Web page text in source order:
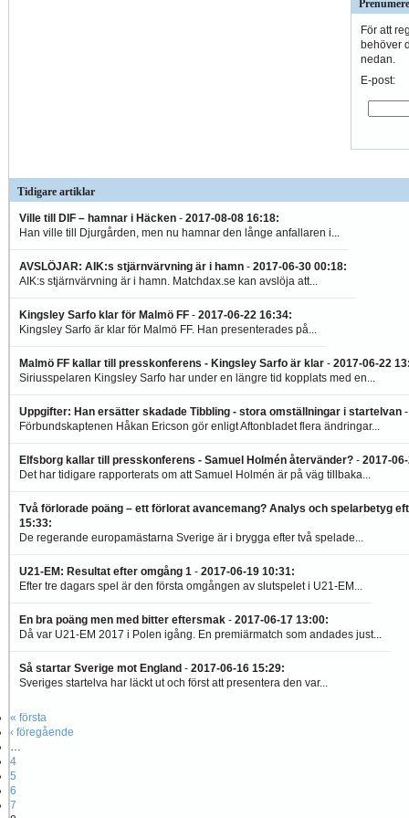
För att
behöver
nedan.
E-post:
Tidigare artiklar
Ville till DIF – hamnar i Häcken - 2017-08-08 16:18:
Han ville till Djurgården, men nu hamnar den långe anfallaren i...
AVSLÖJAR: AIK:s stjärnvärvning är i hamn - 2017-06-30 00:18:
AIK:s stjärnvärvning är i hamn. Matchdax.se kan avslöja att...
Kingsley Sarfo klar för Malmö FF - 2017-06-22 16:34:
Kingsley Sarfo är klar för Malmö FF. Han presenterades på...
Malmö FF kallar till presskonferens - Kingsley Sarfo är klar - 2017-06-22
Siriusspelaren Kingsley Sarfo har under en längre tid kopplats med en...
Uppgifter: Han ersätter skadade Tibbling - stora omställningar i startelvan
Förbundskaptenen Håkan Ericson gör enligt Aftonbladet flera ändringar...
Elfsborg kallar till presskonferens - Samuel Holmén återvänder? - 2017-
Det har tidigare rapporterats om att Samuel Holmén är på väg tillbaka...
Två förlorade poäng – ett förlorat avancemang? Analys och spelarbetyg
15:33:
De regerande europamästarna Sverige är i brygga efter två spelade...
U21-EM: Resultat efter omgång 1 - 2017-06-19 10:31:
Efter tre dagars spel är den första omgången av slutspelet i U21-EM...
En bra poäng men med bitter eftersmak - 2017-06-17 13:00:
Då var U21-EM 2017 i Polen igång. En premiärmatch som andades just...
Så startar Sverige mot England - 2017-06-16 15:29:
Sveriges startelva har läckt ut och först att presentera den var...
« första
‹ föregående
4
5
6
7